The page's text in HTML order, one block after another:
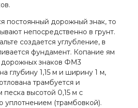
постоянный дорожный знак, то
непосредственно в грунт.
создается углубление, в
фундамент. Копание ям
знаков ФМ3
глубину 1,15 м и ширину 1 м,
трамбуется и
песка высотой 0,15 м с
уплотнением (трамбовкой).